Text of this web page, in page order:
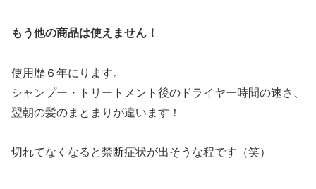
もう他の商品は使えません！
使用歴６年にります。
シャンプー・トリートメント後のドライヤー時間の速さ、
翌朝の髪のまとまりが違います！
切れてなくなると禁断症状が出そうな程です（笑）